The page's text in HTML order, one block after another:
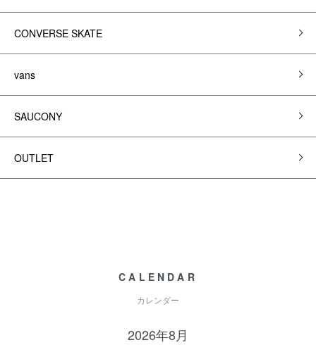
CONVERSE SKATE
vans
SAUCONY
OUTLET
CALENDAR
カレンダー
2026年8月